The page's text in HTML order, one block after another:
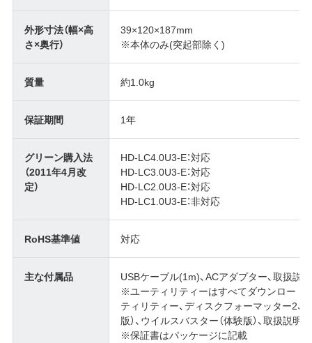
外形寸法（幅×高
さ×奥行）
39×120×187mm
※本体のみ(突起部除く)
質量 約1.0kg
保証期間 1年
グリーン購入法
（2011年4月改
定）
HD-LC4.0U3-E：対応
HD-LC3.0U3-E：対応
HD-LC2.0U3-E：対応
HD-LC1.0U3-E：非対応
RoHS基準値 対応
主な付属品
USBケーブル(1m)、ACアダプター、取扱説
※ユーティリティーはすべてダウンロード
ティリティー、ディスクフォーマッター2、
版）、ウイルスバスター（体験版）、取扱説明
※保証書はパッケージに記載